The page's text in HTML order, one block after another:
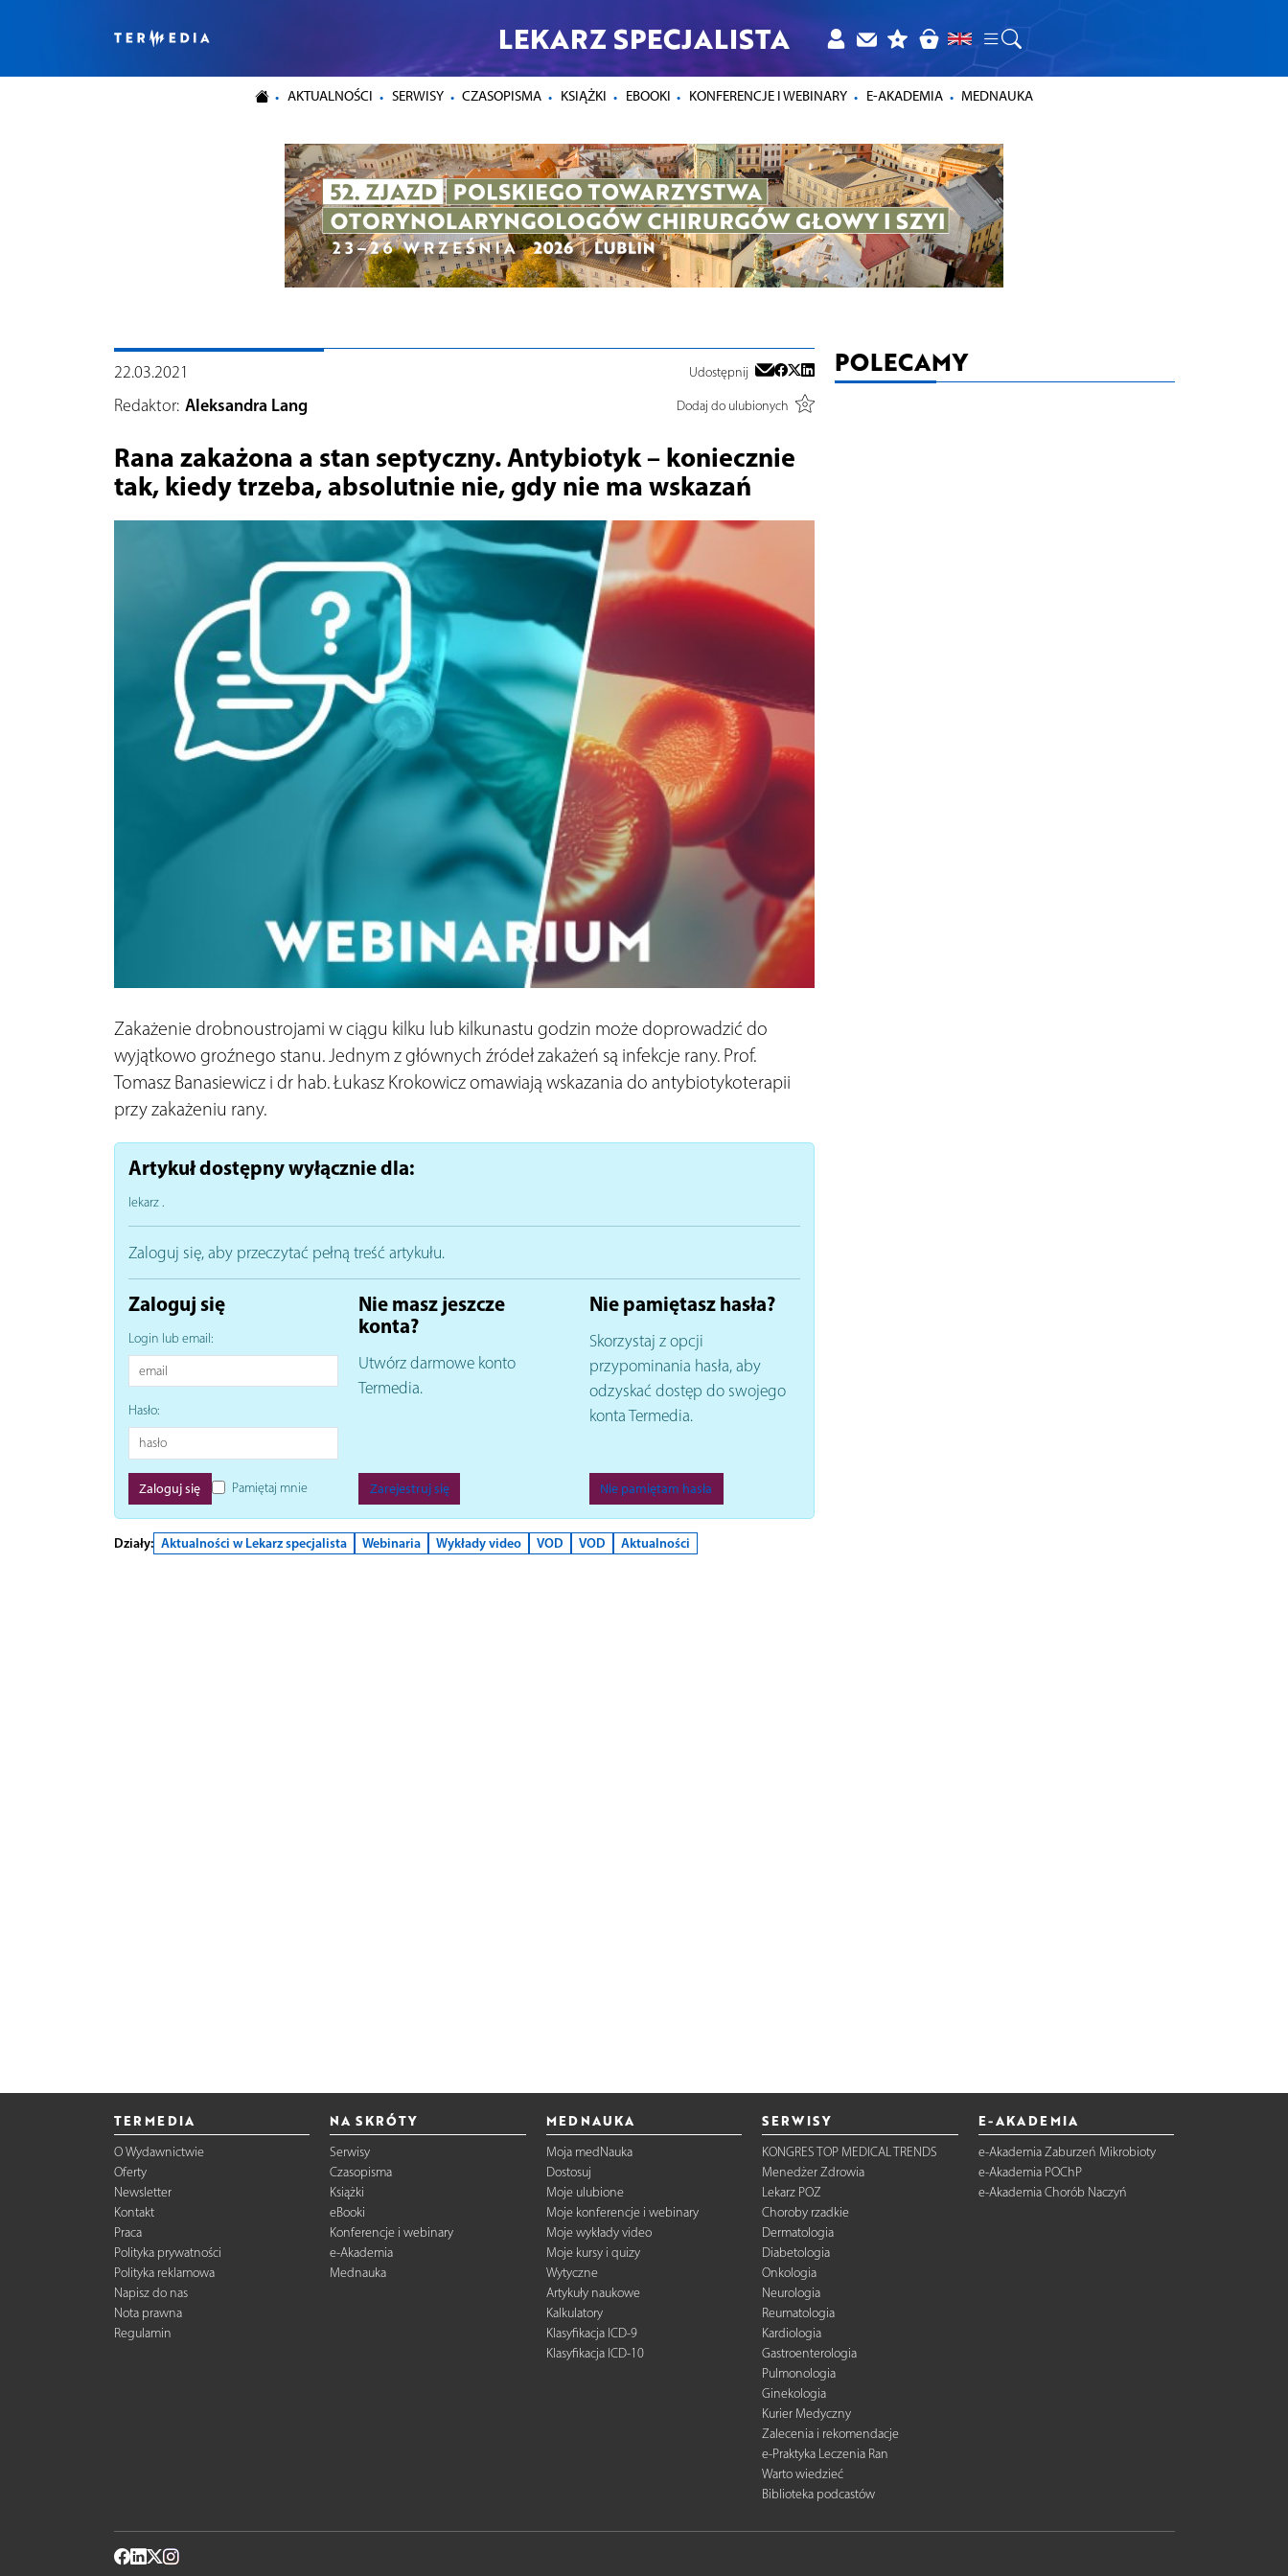
LEKARZ SPECJALISTA
AKTUALNOŚCI SERWISY CZASOPISMA KSIĄŻKI EBOOKI KONFERENCJE I WEBINARY E-AKADEMIA MEDNAUKA
22.03.2021 Udostępnij
Redaktor: Aleksandra Lang Dodaj do ulubionych
Rana zakażona a stan septyczny. Antybiotyk – koniecznie
tak, kiedy trzeba, absolutnie nie, gdy nie ma wskazań
Zakażenie drobnoustrojami w ciągu kilku lub kilkunastu godzin może doprowadzić do
wyjątkowo groźnego stanu. Jednym z głównych źródeł zakażeń są infekcje rany. Prof.
Tomasz Banasiewicz i dr hab. Łukasz Krokowicz omawiają wskazania do antybiotykoterapii
przy zakażeniu rany.
Artykuł dostępny wyłącznie dla:
lekarz.
Zaloguj się, aby przeczytać pełną treść artykułu.
Zaloguj się
Login lub email:
Hasło:
Pamiętaj mnie
Nie masz jeszcze
konta?
Utwórz darmowe konto
Termedia.
Zarejestruj się
Nie pamiętasz hasła?
Skorzystaj z opcji
przypominania hasła, aby
odzyskać dostęp do swojego
konta Termedia.
Nie pamiętam hasła
Działy: Aktualności w Lekarz specjalista Webinaria Wykłady video VOD VOD Aktualności
POLECAMY
TERMEDIA
O Wydawnictwie
Oferty
Newsletter
Kontakt
Praca
Polityka prywatności
Polityka reklamowa
Napisz do nas
Nota prawna
Regulamin
NA SKRÓTY
Serwisy
Czasopisma
Książki
eBooki
Konferencje i webinary
e-Akademia
Mednauka
MEDNAUKA
Moja medNauka
Dostosuj
Moje ulubione
Moje konferencje i webinary
Moje wykłady video
Moje kursy i quizy
Wytyczne
Artykuły naukowe
Kalkulatory
Klasyfikacja ICD-9
Klasyfikacja ICD-10
SERWISY
KONGRES TOP MEDICAL TRENDS
Menedżer Zdrowia
Lekarz POZ
Choroby rzadkie
Dermatologia
Diabetologia
Onkologia
Neurologia
Reumatologia
Kardiologia
Gastroenterologia
Pulmonologia
Ginekologia
Kurier Medyczny
Zalecenia i rekomendacje
e-Praktyka Leczenia Ran
Warto wiedzieć
Biblioteka podcastów
E-AKADEMIA
e-Akademia Zaburzeń Mikrobioty
e-Akademia POChP
e-Akademia Chorób Naczyń